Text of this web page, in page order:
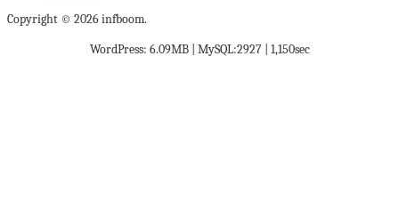
Copyright © 2026 infboom.
WordPress: 6.09MB | MySQL:2927 | 1,150sec